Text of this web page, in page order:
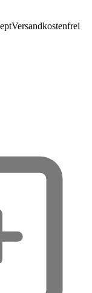
Versandkostenfrei